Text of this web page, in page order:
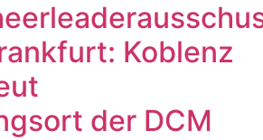
Koblenz
der DCM